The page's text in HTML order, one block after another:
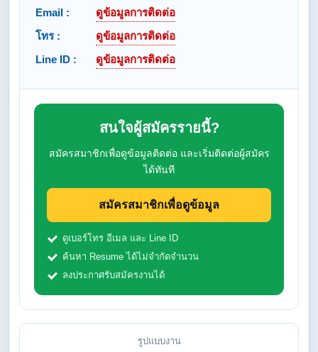
Email :
ดูข้อมูลการติดต่อ
โทร :
ดูข้อมูลการติดต่อ
Line ID :
ดูข้อมูลการติดต่อ
สนใจผู้สมัครรายนี้?
สมัครสมาชิกเพื่อดูข้อมูลติดต่อ และเริ่มติดต่อผู้สมัคร
ได้ทันที
สมัครสมาชิกเพื่อดูข้อมูล
ดูเบอร์โทร อีเมล และ Line ID
ค้นหา Resume ได้ไม่จำกัดจำนวน
ลงประกาศรับสมัครงานได้
รูปแบบงาน